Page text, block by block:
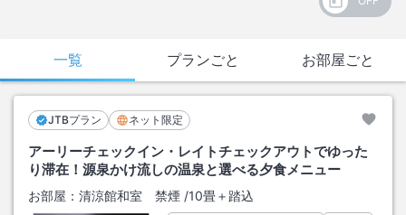
一覧 プランごと お部屋ごと
JTBプラン ネット限定
アーリーチェックイン・レイトチェックアウトでゆった
り滞在！源泉かけ流しの温泉と選べる夕食メニュー
お部屋： 清涼館和室 禁煙 /10畳＋踏込